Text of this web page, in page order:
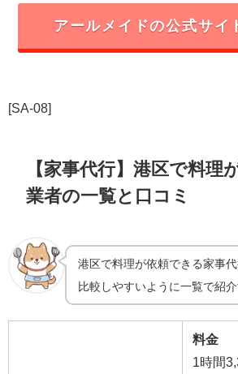
アールメイドの公式サイ
[SA-08]
【家事代行】港区で料理
業者の一覧と口コミ
港区で料理が依頼できる家事
比較しやすいように一覧で紹介
料金
1時間